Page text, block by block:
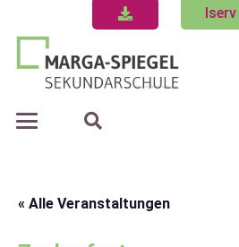
Iserv
« Alle Veranstaltungen